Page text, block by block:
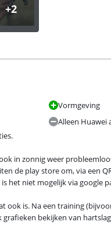
Vormgeving
Alleen Huawei
in zonnig weer
de play store om, via een
het niet mogelijk via google
ook is. Na een training
bekijken van